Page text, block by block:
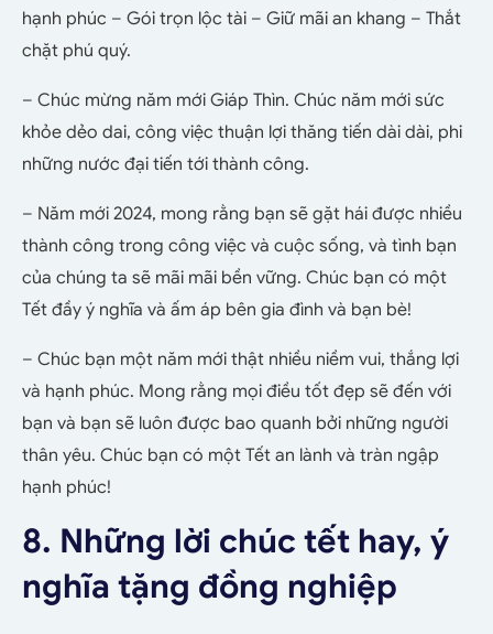
hạnh phúc – Gói trọn lộc tài – Giữ mãi an khang – Thắt
chặt phú quý.
– Chúc mừng năm mới Giáp Thìn. Chúc năm mới sức
khỏe dẻo dai, công việc thuận lợi thăng tiến dài dài, phi
những nước đại tiến tới thành công.
– Năm mới 2024, mong rằng bạn sẽ gặt hái được nhiều
thành công trong công việc và cuộc sống, và tình bạn
của chúng ta sẽ mãi mãi bền vững. Chúc bạn có một
Tết đầy ý nghĩa và ấm áp bên gia đình và bạn bè!
– Chúc bạn một năm mới thật nhiều niềm vui, thắng lợi
và hạnh phúc. Mong rằng mọi điều tốt đẹp sẽ đến với
bạn và bạn sẽ luôn được bao quanh bởi những người
thân yêu. Chúc bạn có một Tết an lành và tràn ngập
hạnh phúc!
8. Những lời chúc tết hay, ý
nghĩa tặng đồng nghiệp